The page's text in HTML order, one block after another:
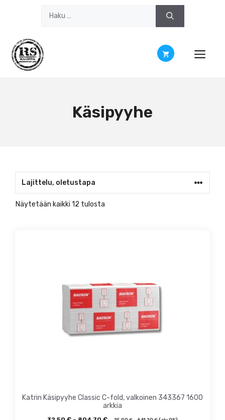
Käsipyyhe
Näytetään kaikki 12 tulosta
Katrin Käsipyyhe Classic C-fold, valkoinen 343367 1600
arkkia